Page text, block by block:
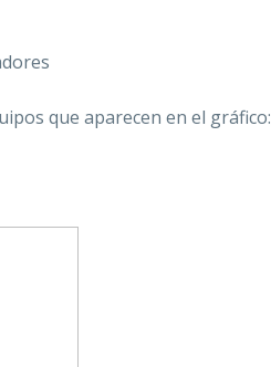
que aparecen en el gráfico: